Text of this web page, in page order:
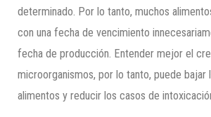
determinado. Por lo tanto, muchos
con una fecha de vencimiento
fecha de producción. Entender mejor el
microorganismos, por lo tanto, puede bajar
alimentos y reducir los casos de